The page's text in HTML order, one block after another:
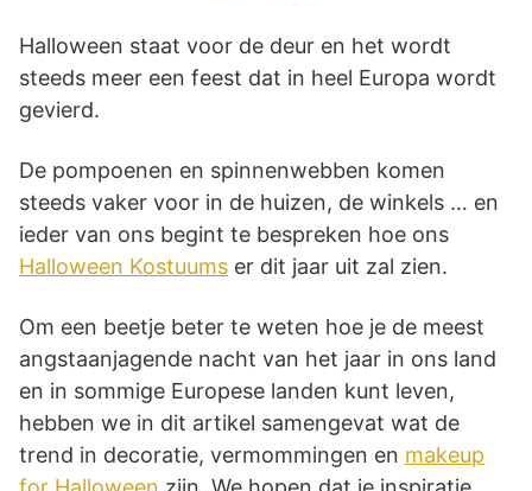
Halloween staat voor de deur en het wordt
steeds meer een feest dat in heel Europa wordt
gevierd.
De pompoenen en spinnenwebben komen
steeds vaker voor in de huizen, de winkels … en
ieder van ons begint te bespreken hoe ons
Halloween Kostuums er dit jaar uit zal zien.
Om een beetje beter te weten hoe je de meest
angstaanjagende nacht van het jaar in ons land
en in sommige Europese landen kunt leven,
hebben we in dit artikel samengevat wat de
trend in decoratie, vermommingen en makeup